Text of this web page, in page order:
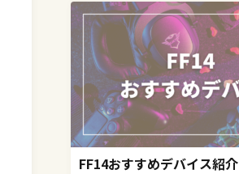
FF14おすすめデバイス紹介